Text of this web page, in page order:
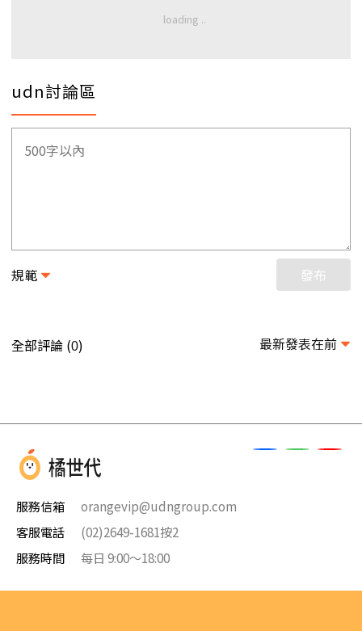
udn討論區
規範 發布
全部評論 (0) 最新發表在前
服務信箱
orangevip@udngroup.com
客服電話
(02)2649-1681按2
服務時間
每日 9:00～18:00